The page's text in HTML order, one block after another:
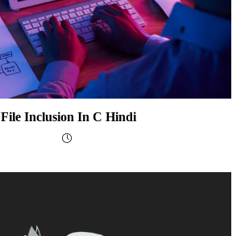
File Inclusion In C Hindi